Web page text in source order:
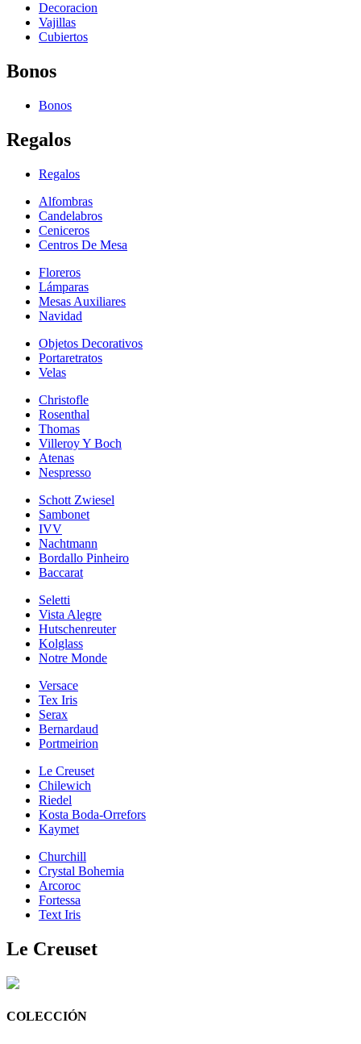
Decoracion
Vajillas
Cubiertos
Bonos
Bonos
Regalos
Regalos
Alfombras
Candelabros
Ceniceros
Centros De Mesa
Floreros
Lámparas
Mesas Auxiliares
Navidad
Objetos Decorativos
Portaretratos
Velas
Christofle
Rosenthal
Thomas
Villeroy Y Boch
Atenas
Nespresso
Schott Zwiesel
Sambonet
IVV
Nachtmann
Bordallo Pinheiro
Baccarat
Seletti
Vista Alegre
Hutschenreuter
Kolglass
Notre Monde
Versace
Tex Iris
Serax
Bernardaud
Portmeirion
Le Creuset
Chilewich
Riedel
Kosta Boda-Orrefors
Kaymet
Churchill
Crystal Bohemia
Arcoroc
Fortessa
Text Iris
Le Creuset
COLECCIÓN